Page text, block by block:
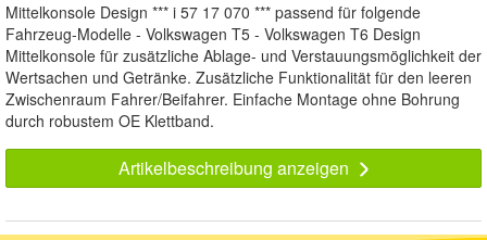
Mittelkonsole Design *** i 57 17 070 *** passend für folgende
Fahrzeug-Modelle - Volkswagen T5 - Volkswagen T6 Design
Mittelkonsole für zusätzliche Ablage- und Verstauungsmöglichkeit der
Wertsachen und Getränke. Zusätzliche Funktionalität für den leeren
Zwischenraum Fahrer/Beifahrer. Einfache Montage ohne Bohrung
durch robustem OE Klettband.
Artikelbeschreibung anzeigen